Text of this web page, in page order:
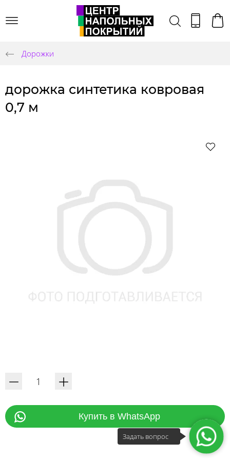
Дорожки
дорожка синтетика ковровая
0,7 м
Купить в WhatsApp
Задать вопрос